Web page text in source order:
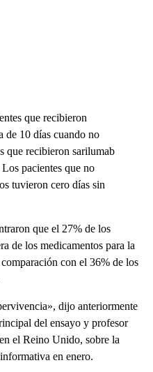
que recibieron
de 10 días cuando no
que recibieron sarilumab
pacientes que no
tuvieron cero días sin
que el 27% de los
de los medicamentos para la
con el 36% de los
dijo anteriormente
del ensayo y profesor
el Reino Unido, sobre la
en enero.